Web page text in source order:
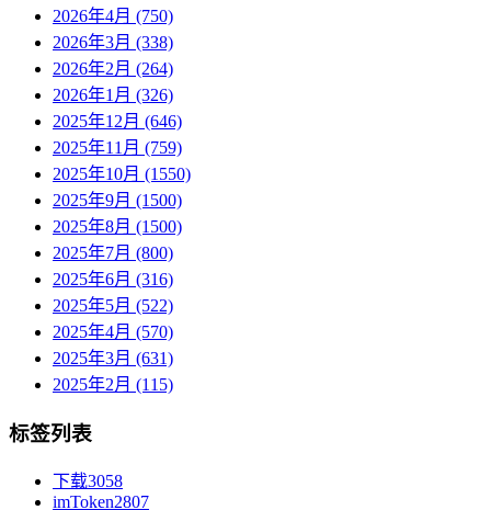
2026年4月 (750)
2026年3月 (338)
2026年2月 (264)
2026年1月 (326)
2025年12月 (646)
2025年11月 (759)
2025年10月 (1550)
2025年9月 (1500)
2025年8月 (1500)
2025年7月 (800)
2025年6月 (316)
2025年5月 (522)
2025年4月 (570)
2025年3月 (631)
2025年2月 (115)
标签列表
下载3058
imToken2807